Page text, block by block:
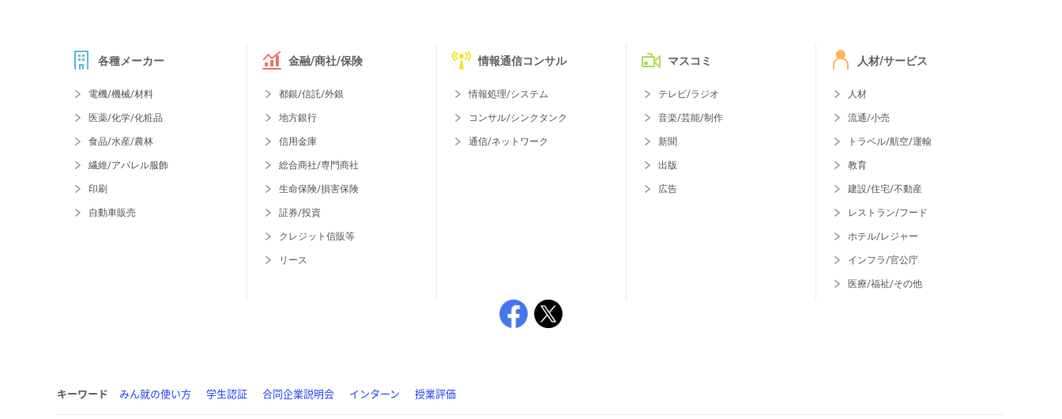
各種メーカー
電機/機械/材料
医薬/化学/化粧品
食品/水産/農林
繊維/アパレル服飾
印刷
自動車販売
金融/商社/保険
都銀/信託/外銀
地方銀行
信用金庫
総合商社/専門商社
生命保険/損害保険
証券/投資
クレジット信販等
リース
情報通信コンサル
情報処理/システム
コンサル/シンクタンク
通信/ネットワーク
マスコミ
テレビ/ラジオ
音楽/芸能/制作
新聞
出版
広告
人材/サービス
人材
流通/小売
トラベル/航空/運輸
教育
建設/住宅/不動産
レストラン/フード
ホテル/レジャー
インフラ/官公庁
医療/福祉/その他
キーワード みん就の使い方 学生認証 合同企業説明会 インターン 授業評価